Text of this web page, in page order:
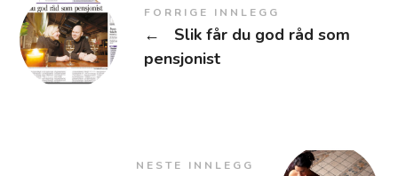
FORRIGE INNLEGG
←
Slik får du god råd som
pensjonist
NESTE INNLEGG